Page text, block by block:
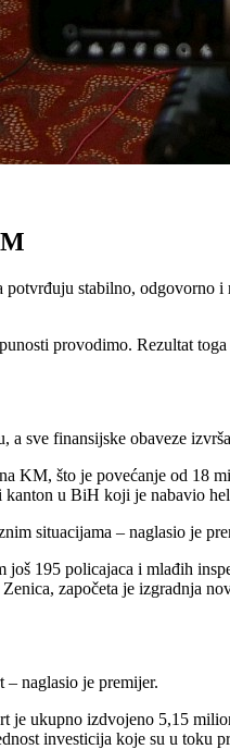
stabilno,
provodimo. Rezultat
sve finansijske obaveze
KM, što je povećanje od 18
u BiH koji je nabavio
situacijama – naglasio je
još 195 policajaca i mlađih
započeta je izgradnja
– naglasio je premijer.
je ukupno izdvojeno 5,15
investicija koje su u toku